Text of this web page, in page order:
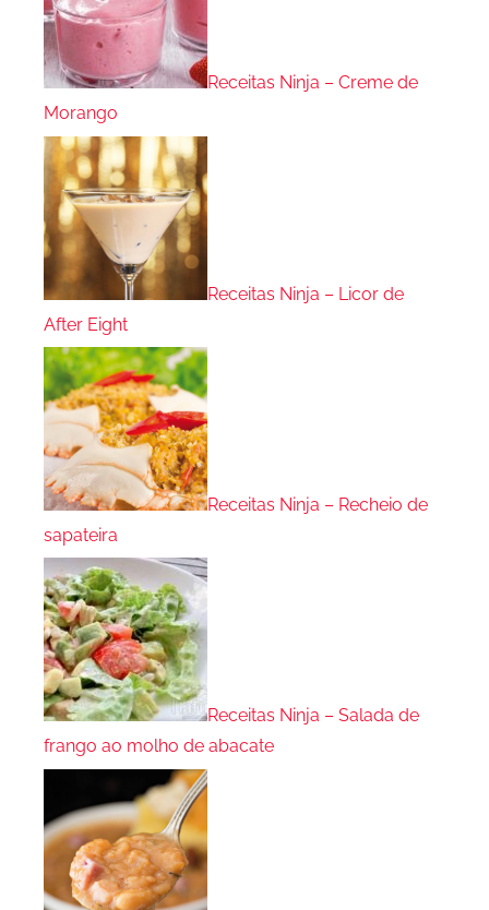
Receitas Ninja – Creme de
Morango
Receitas Ninja – Licor de
After Eight
Receitas Ninja – Recheio de
sapateira
Receitas Ninja – Salada de
frango ao molho de abacate